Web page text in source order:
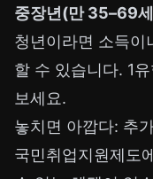
중장년(만 35–69
청년이라면 소득이
할 수 있습니다. 1
보세요.
놓치면 아깝다: 추
국민취업지원제도